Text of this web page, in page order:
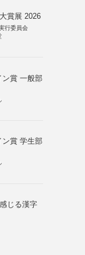
賞展 2026
行委員会
ン賞 一般部
ン賞 学生部
じる漢字